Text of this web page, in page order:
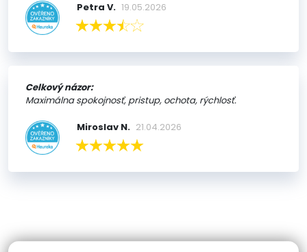
Petra V. 19.05.2026
Celkový názor:
Maximálna spokojnosť, pristup, ochota, rýchlosť.
Miroslav N. 21.04.2026